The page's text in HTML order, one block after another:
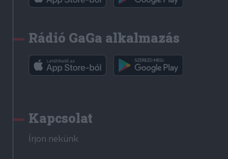
Rádió GaGa alkalmazás
Kapcsolat
Írjon nekünk